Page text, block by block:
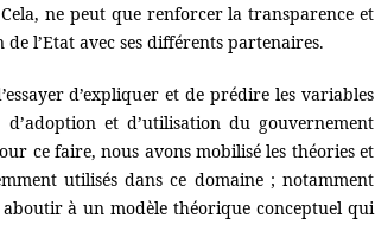
ne peut que renforcer la transparence et
l’Etat avec ses différents partenaires.
d’expliquer et de prédire les variables
et d’utilisation du gouvernement
ce faire, nous avons mobilisé les théories et
utilisés dans ce domaine ; notamment
à un modèle théorique conceptuel qui